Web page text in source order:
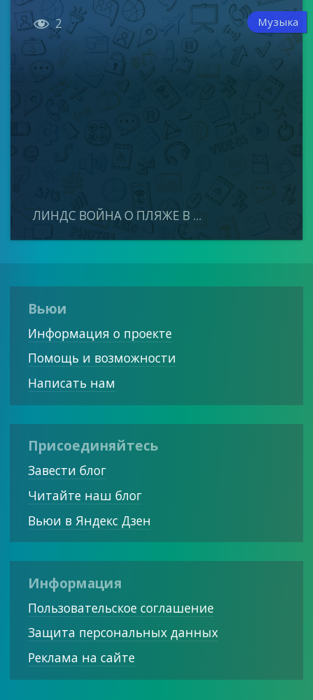
 2 Музыка
ЛИНДС ВОЙНА О ПЛЯЖЕ В ...
Вьюи
Информация о проекте
Помощь и возможности
Написать нам
Присоединяйтесь
Завести блог
Читайте наш блог
Вьюи в Яндекс Дзен
Информация
Пользовательское соглашение
Защита персональных данных
Реклама на сайте